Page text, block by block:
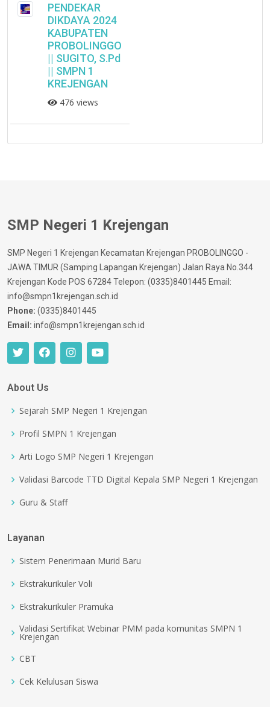
PENDEKAR
DIKDAYA 2024
KABUPATEN
PROBOLINGGO
|| SUGITO, S.Pd
|| SMPN 1
KREJENGAN
476 views
SMP Negeri 1 Krejengan
SMP Negeri 1 Krejengan Kecamatan Krejengan PROBOLINGGO -
JAWA TIMUR (Samping Lapangan Krejengan) Jalan Raya No.344
Krejengan Kode POS 67284 Telepon: (0335)8401445 Email:
info@smpn1krejengan.sch.id
Phone: (0335)8401445
Email: info@smpn1krejengan.sch.id
About Us
Sejarah SMP Negeri 1 Krejengan
Profil SMPN 1 Krejengan
Arti Logo SMP Negeri 1 Krejengan
Validasi Barcode TTD Digital Kepala SMP Negeri 1 Krejengan
Guru & Staff
Layanan
Sistem Penerimaan Murid Baru
Ekstrakurikuler Voli
Ekstrakurikuler Pramuka
Validasi Sertifikat Webinar PMM pada komunitas SMPN 1
Krejengan
CBT
Cek Kelulusan Siswa